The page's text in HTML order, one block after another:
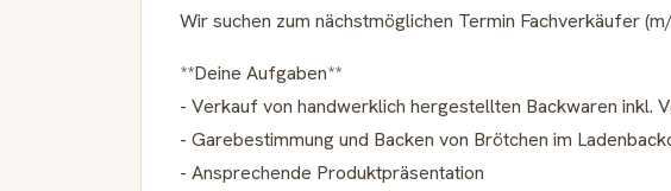
Wir suchen zum nächstmöglichen Termin Fachverkäufer
**Deine Aufgaben**
- Verkauf von handwerklich hergestellten Backwaren inkl.
- Garebestimmung und Backen von Brötchen im
- Ansprechende Produktpräsentation